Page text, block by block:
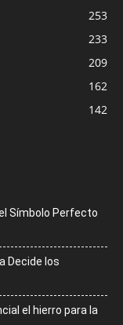
253
233
209
162
142
Símbolo Perfecto
Decide los
el hierro para la